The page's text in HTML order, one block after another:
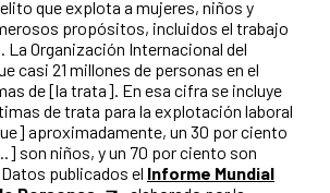
que explota a mujeres, niños y
propósitos, incluidos el trabajo
La Organización Internacional del
casi 21 millones de personas en el
de [la trata]. En esa cifra se incluye
de trata para la explotación laboral
aproximadamente, un 30 por ciento
son niños, y un 70 por ciento son
publicados el Informe Mundial